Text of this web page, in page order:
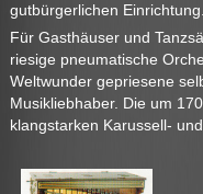
gutbürgerlichen Einrichtung.
Für Gasthäuser und
riesige pneumatische
Weltwunder gepriesene
Musikliebhaber. Die um
klangstarken Karussell-